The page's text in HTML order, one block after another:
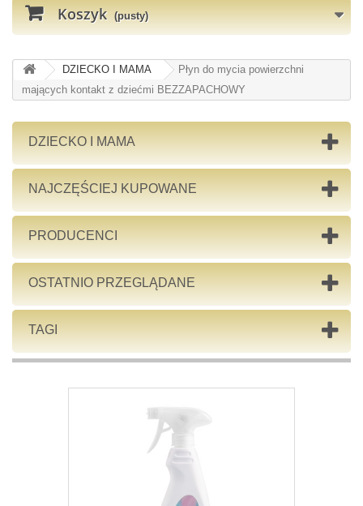
Koszyk (pusty)
DZIECKO I MAMA
Płyn do mycia powierzchni
mających kontakt z dziećmi BEZZAPACHOWY
DZIECKO I MAMA
NAJCZĘŚCIEJ KUPOWANE
PRODUCENCI
OSTATNIO PRZEGLĄDANE
TAGI